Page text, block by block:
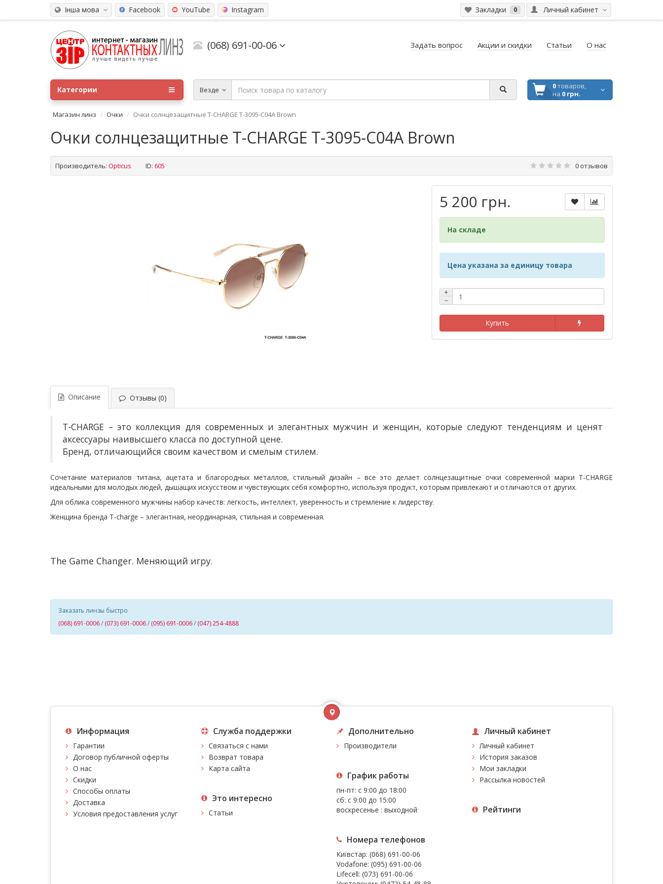
Інша мова Личный кабинет
Закладки 0
Facebook YouTube Instagram
(068) 691-00-06 Задать вопрос Акции и скидки Статьи О нас
Везде 0товаров,
на 0 грн.
Категории
Магазин линз Очки Очки солнцезащитные T-CHARGE T-3095-C04A Brown
Очки солнцезащитные T-CHARGE T-3095-C04A Brown
Производитель: Opticus ID: 605 0 отзывов
5 200 грн.
На складе
Цена указана за единицу товара
+
−
Купить
Описание Отзывы (0)
T-CHARGE – это коллекция для современных и элегантных мужчин и женщин, которые следуют тенденциям и ценят
аксессуары наивысшего класса по доступной цене.
Бренд, отличающийся своим качеством и смелым стилем.
Сочетание материалов титана, ацетата и благородных металлов, стильный дизайн – все это делает солнцезащитные очки современной марки T-CHARGE
идеальными для молодых людей, дышащих искусством и чувствующих себя комфортно, используя продукт, которым привлекают и отличаются от других.
Для облика современного мужчины набор качеств: легкость, интеллект, уверенность и стремление к лидерству.
Женщина бренда T-charge – элегантная, неординарная, стильная и современная.
The Game Changer. Меняющий игру.
Заказать линзы быстро
(068) 691-0006/ (073) 691-0006/ (095) 691-0006/ (047) 254-4888
Информация
Гарантии
Договор публичной оферты
О нас
Скидки
Способы оплаты
Доставка
Условия предоставления услуг
Служба поддержки
Связаться с нами
Возврат товара
Карта сайта
Это интересно
Статьи
Дополнительно
Производители
График работы
пн-пт: с 9:00 до 18:00
сб: с 9:00 до 15:00
воскресенье : выходной
Номера телефонов
Київстар: (068) 691-00-06
Vodafone: (095) 691-00-06
Lifecell: (073) 691-00-06
Личный кабинет
Личный кабинет
История заказов
Мои закладки
Рассылка новостей
Рейтинги